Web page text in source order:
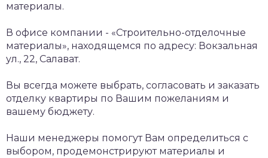
материалы.
В офисе компании - «Строительно-отделочные
материалы», находящемся по адресу: Вокзальная
ул., 22, Салават.
Вы всегда можете выбрать, согласовать и заказать
отделку квартиры по Вашим пожеланиям и
вашему бюджету.
Наши менеджеры помогут Вам определиться с
выбором, продемонстрируют материалы и